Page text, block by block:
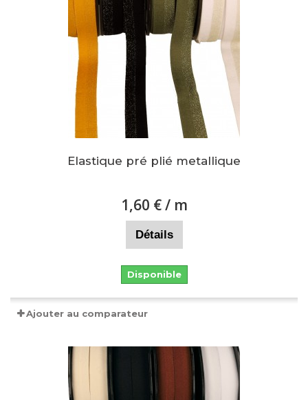
Elastique pré plié metallique
1,60 €/ m
Détails
Disponible
Ajouter au comparateur